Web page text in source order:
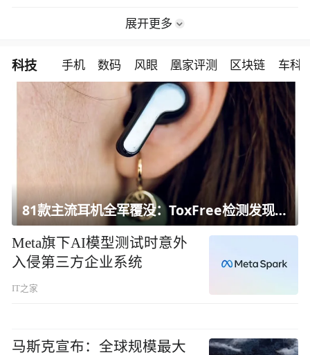
展开更多
科技 手机 数码 风眼 凰家评测 区块链 车科
81款主流耳机全军覆没：ToxFree检测发现均含对人体有害化学物质
Meta旗下AI模型测试时意外
入侵第三方企业系统
IT之家
马斯克宣布：全球规模最大